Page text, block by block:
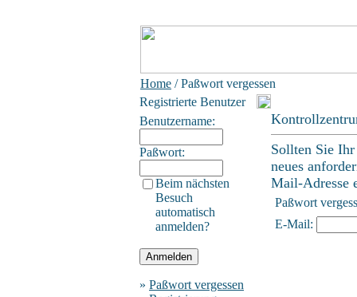
Home / Paßwort vergessen
Registrierte Benutzer
Benutzername:
Paßwort:
Beim nächsten
Besuch
automatisch
anmelden?
» Paßwort vergessen
Sollten Sie
neues
Mail-Adresse
Paßwort
E-Mail: